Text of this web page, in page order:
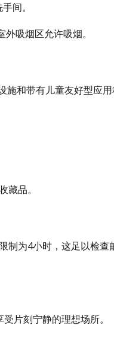
间。
吸烟区允许吸烟。
施和带有儿童友好型应
品。
制为4小时，这足以检查
片刻宁静的理想场所。